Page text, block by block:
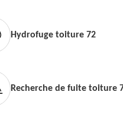
Hydrofuge toiture 72
Recherche de fuite toiture